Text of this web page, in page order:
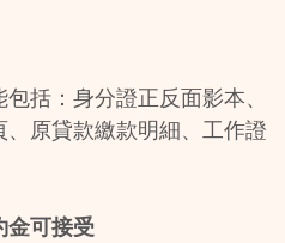
括：身分證正反面影本、
原貸款繳款明細、工作證
金可接受